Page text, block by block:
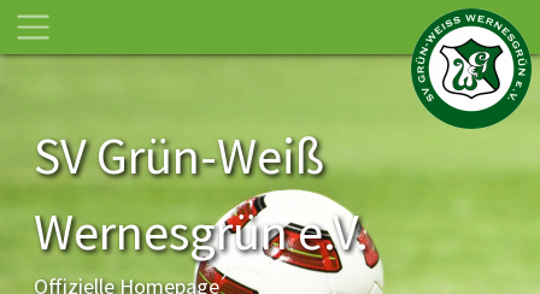
SV Grün-Weiß
Wernesgrün e.V.
Offizielle Homepage